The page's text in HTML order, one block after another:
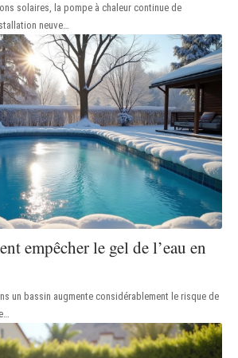
solaires, la pompe à chaleur continue de
neuve
empêcher le gel de l’eau en
un bassin augmente considérablement le risque de
…